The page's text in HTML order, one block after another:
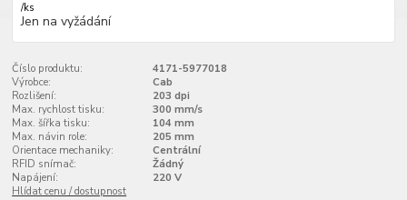
/ks
Jen na vyžádání
Číslo produktu:
4171-5977018
Výrobce:
Cab
Rozlišení:
203 dpi
Max. rychlost tisku:
300 mm/s
Max. šířka tisku:
104 mm
Max. návin role:
205 mm
Orientace mechaniky:
Centrální
RFID snímač:
Žádný
Napájení:
220 V
Hlídat cenu / dostupnost